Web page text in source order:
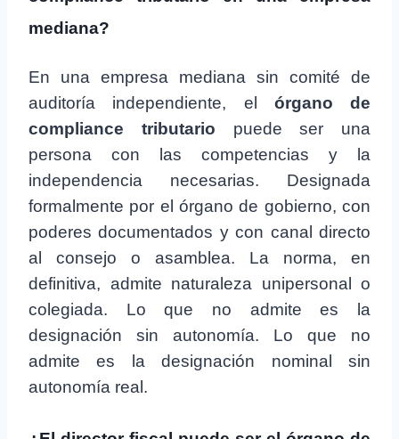
mediana?
En una empresa mediana sin comité de
auditoría independiente, el órgano de
compliance tributario puede ser una
persona con las competencias y la
independencia necesarias. Designada
formalmente por el órgano de gobierno, con
poderes documentados y con canal directo
al consejo o asamblea. La norma, en
definitiva, admite naturaleza unipersonal o
colegiada. Lo que no admite es la
designación sin autonomía. Lo que no
admite es la designación nominal sin
autonomía real.